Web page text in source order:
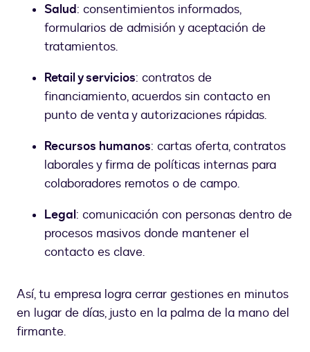
Salud: consentimientos informados,
formularios de admisión y aceptación de
tratamientos.
Retail y servicios: contratos de
financiamiento, acuerdos sin contacto en
punto de venta y autorizaciones rápidas.
Recursos humanos: cartas oferta, contratos
laborales y firma de políticas internas para
colaboradores remotos o de campo.
Legal: comunicación con personas dentro de
procesos masivos donde mantener el
contacto es clave.
Así, tu empresa logra cerrar gestiones en minutos
en lugar de días, justo en la palma de la mano del
firmante.